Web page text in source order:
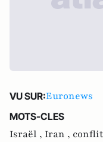
VU SUR:Euronews
MOTS-CLES
Israël , Iran ,